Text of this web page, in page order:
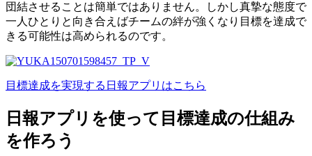
団結させることは簡単ではありません。しかし真摯な態度で
一人ひとりと向き合えばチームの絆が強くなり目標を達成で
きる可能性は高められるのです。
目標達成を実現する日報アプリはこちら
日報アプリを使って目標達成の仕組み
を作ろう